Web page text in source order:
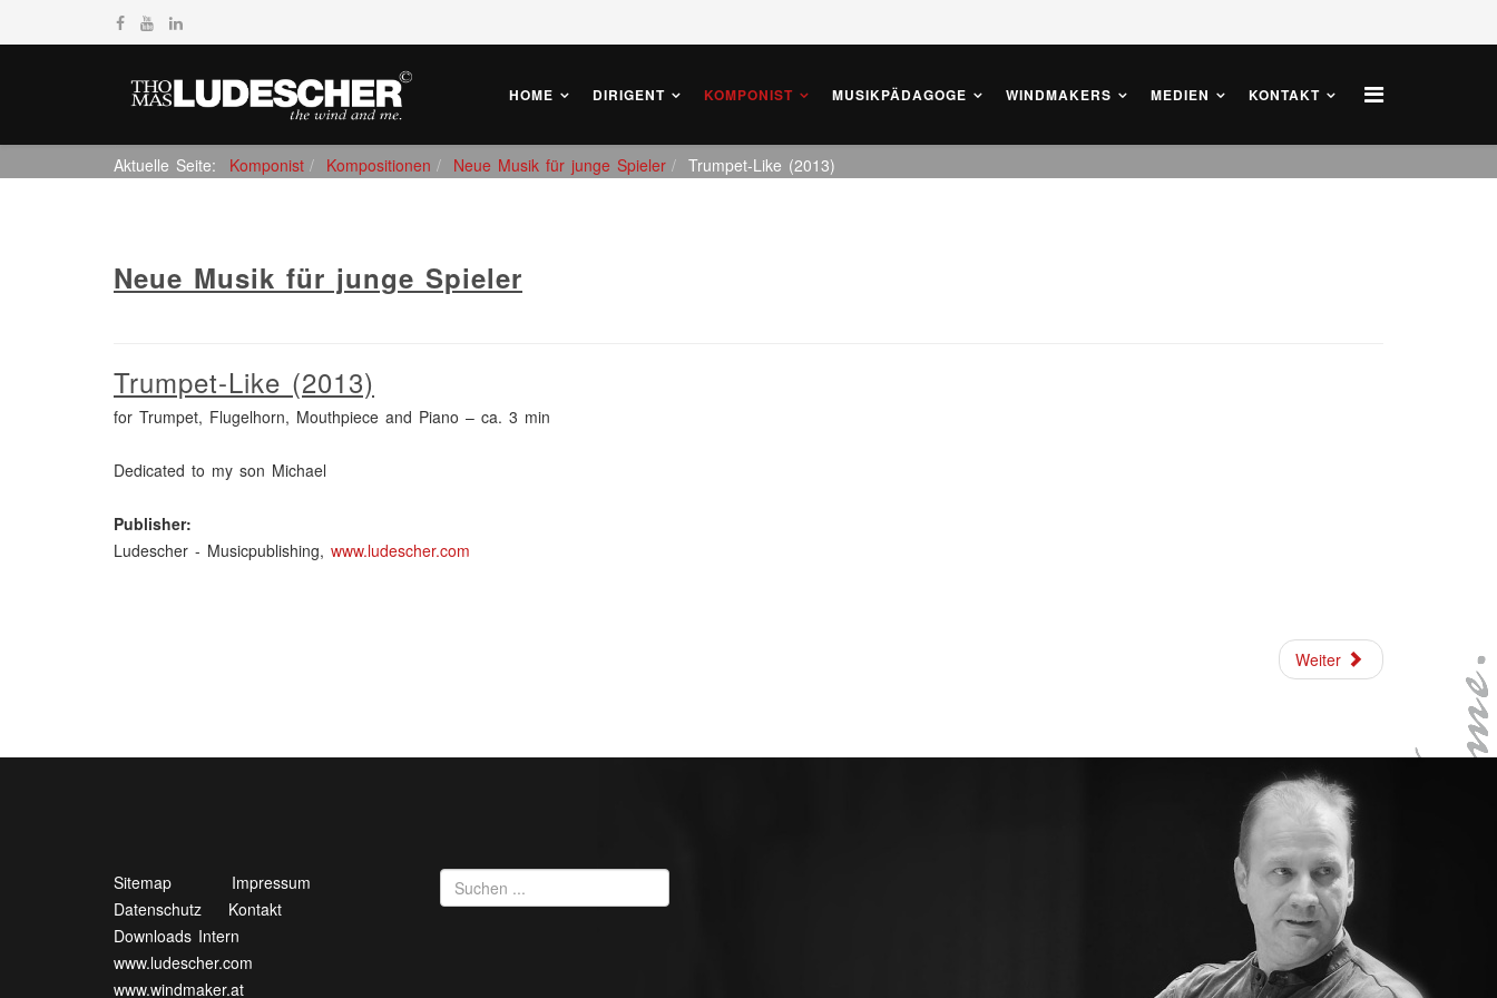
HOME DIRIGENT KOMPONIST MUSIKPÄDAGOGE WINDMAKERS MEDIEN KONTAKT
Aktuelle Seite: Komponist Kompositionen Neue Musik für junge Spieler Trumpet-Like (2013)
Neue Musik für junge Spieler
Trumpet-Like (2013)
for Trumpet, Flugelhorn, Mouthpiece and Piano – ca. 3 min
Dedicated to my son Michael
Publisher:
Ludescher - Musicpublishing, www.ludescher.com
Weiter
Sitemap
Impressum
Datenschutz
Kontakt
Downloads Intern
www.ludescher.com
www.windmaker.at